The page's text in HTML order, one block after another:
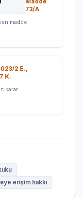
73/A
madde.
2 E.,
K.
karar.
erişim hakkı